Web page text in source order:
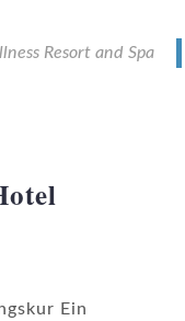
Resort and Spa
Ein